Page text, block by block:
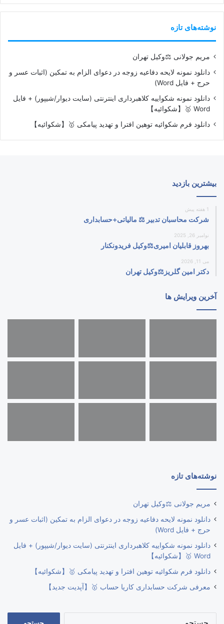
نوشته‌های تازه
مریم جولانی ⚖️وکیل تهران
دانلود نمونه لایحه دفاعیه زوجه در دعوای الزام به تمکین (اثبات عسر و
حرج + فایل Word)
دانلود نمونه شکواییه کلاهبرداری اینترنتی (سایت دیوار/شیپور) + فایل
Word 🥇【شکوائیه】
دانلود فرم شکوائیه توهین افترا و تهدید پیامکی 🥇【شکوائیه】
بیشترین بازدید
1 هفته پیش
شرکت محاسبان تدبیر ⚖️ مالیاتی+حسابداری
نوامبر 26, 2025
بهروز قابلیان امیری⚖️وکیل فریدونکنار
می 11, 2026
دکتر امین گلریز⚖️وکیل تهران
آخرین ویرایش ها
نوشته‌های تازه
مریم جولانی ⚖️وکیل تهران
دانلود نمونه لایحه دفاعیه زوجه در دعوای الزام به تمکین (اثبات عسر و
حرج + فایل Word)
دانلود نمونه شکواییه کلاهبرداری اینترنتی (سایت دیوار/شیپور) + فایل
Word 🥇【شکوائیه】
دانلود فرم شکوائیه توهین افترا و تهدید پیامکی 🥇【شکوائیه】
معرفی شرکت حسابداری کاریا حساب 🥇【آپدیت جدید】